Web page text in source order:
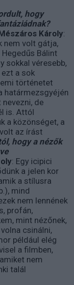
hogy
Károly:
nem volt gátja,
Bálint
sokkal véresebb,
ezt a sok
történetet
határmezsgyéjén
de
is. Attól
a közönséget, a
az írást
hogy a nézők
: Egy icipici
a jelen kor
a stílusra
mind
nem lennének
profán,
mint nézőnek,
csinálni,
például elég
a filmben,
nem
talál